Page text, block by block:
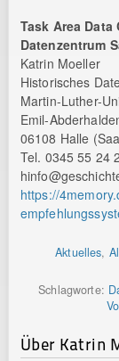
Task Area
Datenzentrum
Katrin Moeller
Historisches
Martin-Luther-
Emil-
06108 Halle
Tel. 0345 55 24
https://
Aktuelles,
Schlagworte:
Über Katrin